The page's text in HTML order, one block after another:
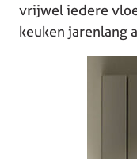
vrijwel iedere
keuken jarenlang